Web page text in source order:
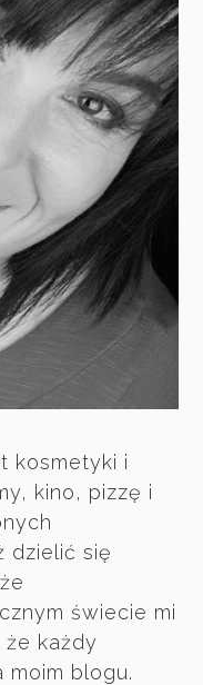
kosmetyki i
kino, pizzę i
dzielić się
świecie mi
że każdy
moim blogu.